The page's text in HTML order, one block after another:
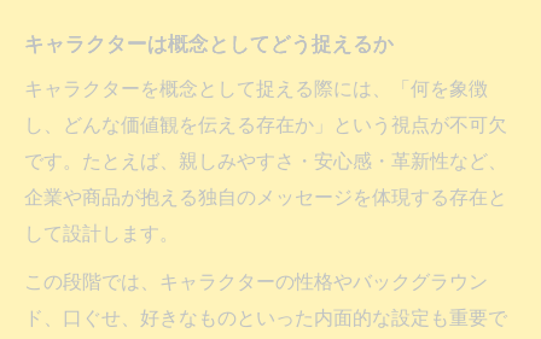
キャラクターは概念としてどう捉えるか
キャラクターを概念として捉える際には、「何を象徴
し、どんな価値観を伝える存在か」という視点が不可欠
です。たとえば、親しみやすさ・安心感・革新性など、
企業や商品が抱える独自のメッセージを体現する存在と
して設計します。
この段階では、キャラクターの性格やバックグラウン
ド、口ぐせ、好きなものといった内面的な設定も重要で